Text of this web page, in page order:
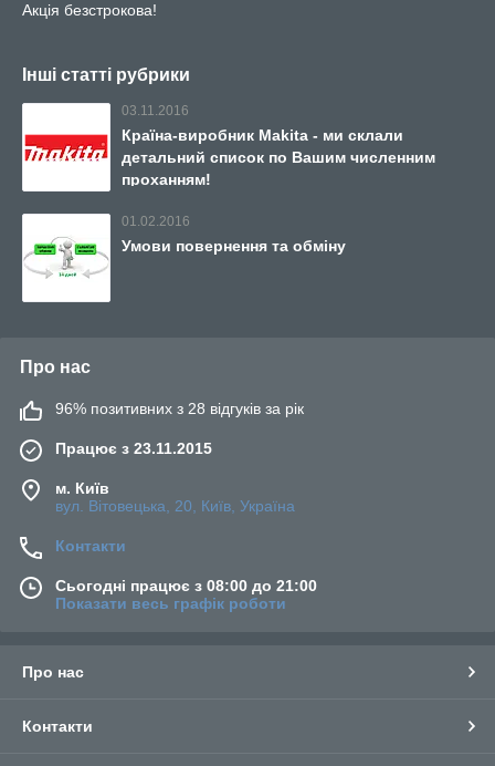
Акція безстрокова!
Інші статті рубрики
03.11.2016
Країна-виробник Makita - ми склали
детальний список по Вашим численним
проханням!
01.02.2016
Умови повернення та обміну
Про нас
96% позитивних з 28 відгуків за рік
Працює з 23.11.2015
м. Київ
вул. Вітовецька, 20, Київ, Україна
Контакти
Сьогодні працює з 08:00 до 21:00
Показати весь графік роботи
Про нас
Контакти